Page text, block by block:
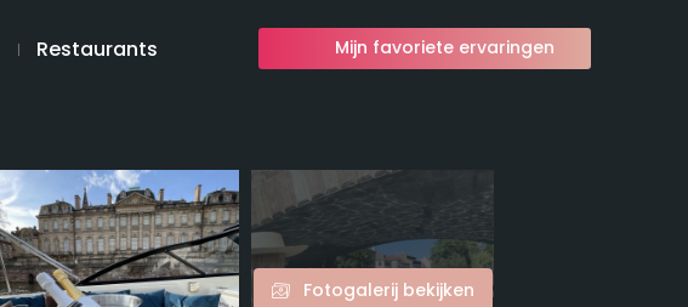
Restaurants Mijn favoriete ervaringen
Fotogalerij bekijken